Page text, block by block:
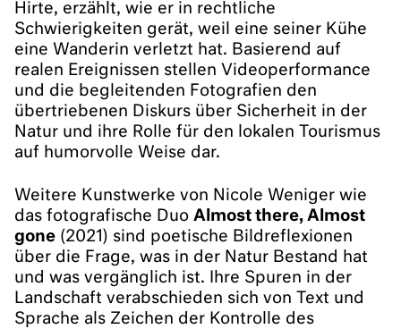
Hirte, erzählt, wie er in rechtliche
Schwierigkeiten gerät, weil eine seiner Kühe
eine Wanderin verletzt hat. Basierend auf
realen Ereignissen stellen Videoperformance
und die begleitenden Fotografien den
übertriebenen Diskurs über Sicherheit in der
Natur und ihre Rolle für den lokalen Tourismus
auf humorvolle Weise dar.
Weitere Kunstwerke von Nicole Weniger wie
das fotografische Duo Almost there, Almost
gone(2021) sind poetische Bildreflexionen
über die Frage, was in der Natur Bestand hat
und was vergänglich ist. Ihre Spuren in der
Landschaft verabschieden sich von Text und
Sprache als Zeichen der Kontrolle des